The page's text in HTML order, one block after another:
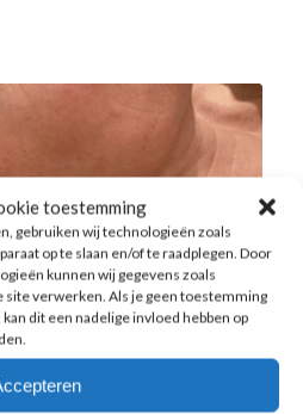
toestemming
gebruiken wij technologieën zoals
op te slaan en/of te raadplegen. Door
kunnen wij gegevens zoals
site verwerken. Als je geen toestemming
dit een nadelige invloed hebben op